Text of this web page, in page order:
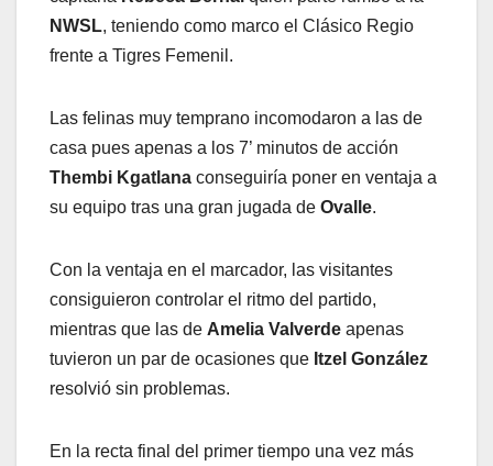
NWSL, teniendo como marco el Clásico Regio
frente a Tigres Femenil.
Las felinas muy temprano incomodaron a las de
casa pues apenas a los 7’ minutos de acción
Thembi Kgatlana conseguiría poner en ventaja a
su equipo tras una gran jugada de Ovalle.
Con la ventaja en el marcador, las visitantes
consiguieron controlar el ritmo del partido,
mientras que las de Amelia Valverde apenas
tuvieron un par de ocasiones que Itzel González
resolvió sin problemas.
En la recta final del primer tiempo una vez más